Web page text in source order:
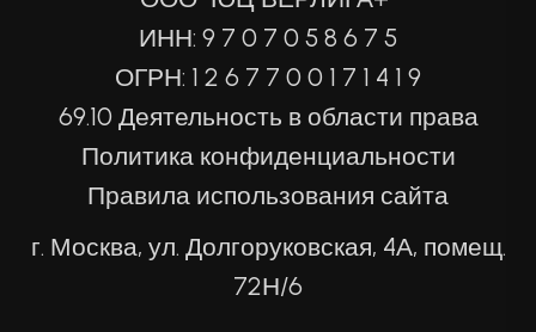
ИНН: 9 7 0 7 0 5 8 6 7 5
ОГРН: 1 2 6 7 7 0 0 1 7 1 4 1 9
69.10 Деятельность в области права
Политика конфиденциальности
Правила использования сайта
г. Москва, ул. Долгоруковская, 4А, помещ.
72Н/6